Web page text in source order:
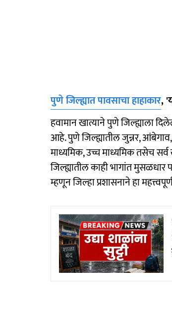
पुणे जिल्ह्यात पावसाचा हाहाकार,
हवामान खात्याने पुणे जिल्ह्याला
आहे. पुणे जिल्ह्यातील जुन्नर,
माध्यमिक, उच्च माध्यमिक तसेच
जिल्ह्यातील काही भागांत मुसळधार
म्हणून जिल्हा प्रशासनाने हा